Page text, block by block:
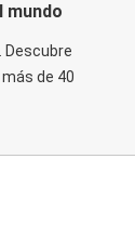
mundo
Descubre
de 40